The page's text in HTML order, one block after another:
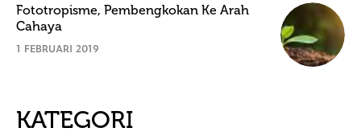
Fototropisme, Pembengkokan Ke Arah
Cahaya
1 FEBRUARI 2019
KATEGORI